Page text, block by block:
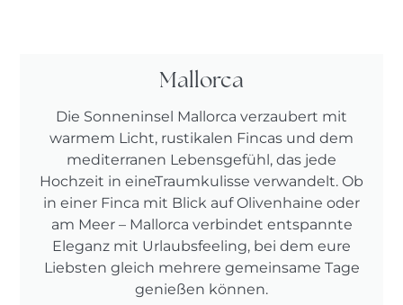
Mallorca
Die Sonneninsel Mallorca verzaubert mit
warmem Licht, rustikalen Fincas und dem
mediterranen Lebensgefühl, das jede
Hochzeit in eineTraumkulisse verwandelt. Ob
in einer Finca mit Blick auf Olivenhaine oder
am Meer – Mallorca verbindet entspannte
Eleganz mit Urlaubsfeeling, bei dem eure
Liebsten gleich mehrere gemeinsame Tage
genießen können.